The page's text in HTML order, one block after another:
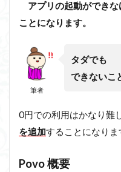
アプリの起動ができな
ことになります。
筆者
タダでも
できないこ
0円での利用はかなり難
を追加することになりま
Povo 概要